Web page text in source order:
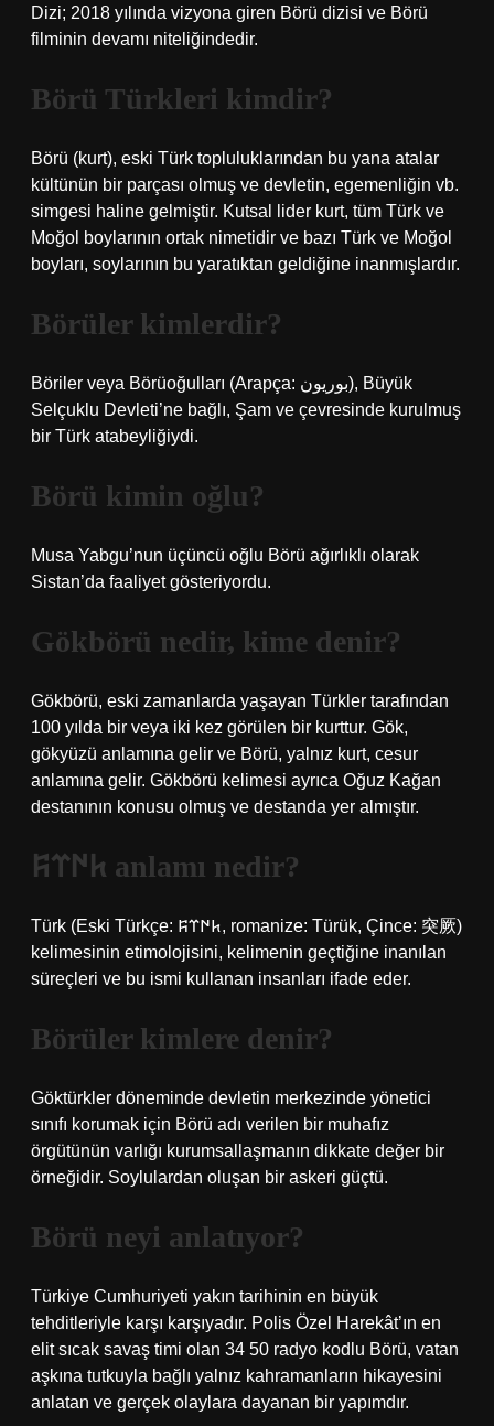
Dizi; 2018 yılında vizyona giren Börü dizisi ve Börü
filminin devamı niteliğindedir.
Börü Türkleri kimdir?
Börü (kurt), eski Türk topluluklarından bu yana atalar
kültünün bir parçası olmuş ve devletin, egemenliğin vb.
simgesi haline gelmiştir. Kutsal lider kurt, tüm Türk ve
Moğol boylarının ortak nimetidir ve bazı Türk ve Moğol
boyları, soylarının bu yaratıktan geldiğine inanmışlardır.
Börüler kimlerdir?
Böriler veya Börüoğulları (Arapça: بوريون), Büyük
Selçuklu Devleti’ne bağlı, Şam ve çevresinde kurulmuş
bir Türk atabeyliğiydi.
Börü kimin oğlu?
Musa Yabgu’nun üçüncü oğlu Börü ağırlıklı olarak
Sistan’da faaliyet gösteriyordu.
Gökbörü nedir, kime denir?
Gökbörü, eski zamanlarda yaşayan Türkler tarafından
100 yılda bir veya iki kez görülen bir kurttur. Gök,
gökyüzü anlamına gelir ve Börü, yalnız kurt, cesur
anlamına gelir. Gökbörü kelimesi ayrıca Oğuz Kağan
destanının konusu olmuş ve destanda yer almıştır.
𐱅𐰇𐰼𐰰 anlamı nedir?
Türk (Eski Türkçe: 𐱅𐰇𐰼𐰰, romanize: Türük, Çince: 突厥)
kelimesinin etimolojisini, kelimenin geçtiğine inanılan
süreçleri ve bu ismi kullanan insanları ifade eder.
Börüler kimlere denir?
Göktürkler döneminde devletin merkezinde yönetici
sınıfı korumak için Börü adı verilen bir muhafız
örgütünün varlığı kurumsallaşmanın dikkate değer bir
örneğidir. Soylulardan oluşan bir askeri güçtü.
Börü neyi anlatıyor?
Türkiye Cumhuriyeti yakın tarihinin en büyük
tehditleriyle karşı karşıyadır. Polis Özel Harekât’ın en
elit sıcak savaş timi olan 34 50 radyo kodlu Börü, vatan
aşkına tutkuyla bağlı yalnız kahramanların hikayesini
anlatan ve gerçek olaylara dayanan bir yapımdır.